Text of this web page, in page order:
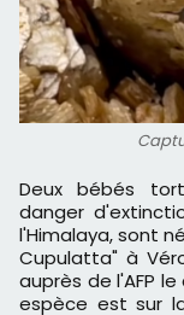
Deux bébés
danger
l'Himalaya, sont
Cupulatta" à
auprès de l'AFP
espèce est sur